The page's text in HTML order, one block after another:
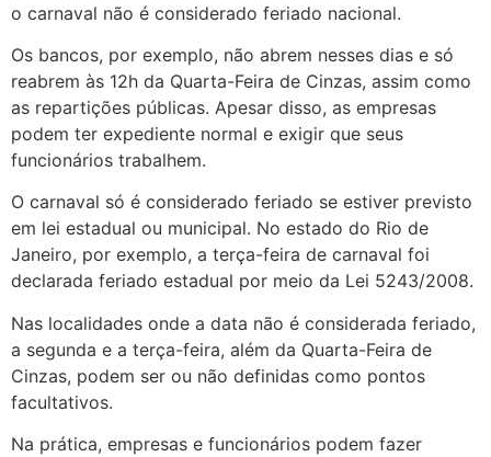
o carnaval não é considerado feriado nacional.
Os bancos, por exemplo, não abrem nesses dias e só
reabrem às 12h da Quarta-Feira de Cinzas, assim como
as repartições públicas. Apesar disso, as empresas
podem ter expediente normal e exigir que seus
funcionários trabalhem.
O carnaval só é considerado feriado se estiver previsto
em lei estadual ou municipal. No estado do Rio de
Janeiro, por exemplo, a terça-feira de carnaval foi
declarada feriado estadual por meio da Lei 5243/2008.
Nas localidades onde a data não é considerada feriado,
a segunda e a terça-feira, além da Quarta-Feira de
Cinzas, podem ser ou não definidas como pontos
facultativos.
Na prática, empresas e funcionários podem fazer